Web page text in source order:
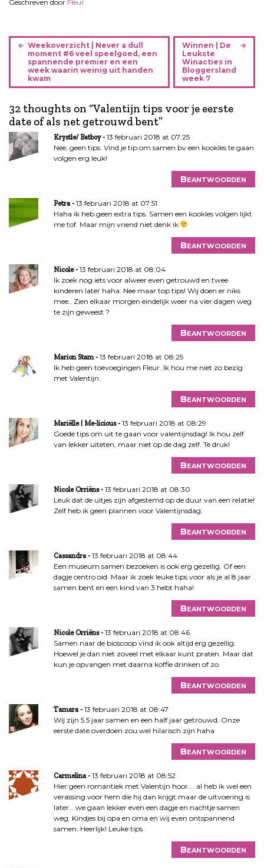
Geschreven door Fleur
B
h
t
n
a
v
a
t
i
Weekoverzicht | Never a dull
moment #6 veel speelgoed, een
spannende premier en een
week waarin weinig uit handen
kwam
Winnen | De
Leukste
Winacties in
Bloggersland
week 7
32 thoughts on “Valentijn tips voor je eerste
date of als net getrouwd bent”
Krystle/ Batboy
13 februari 2018 at 07:25
Nee, geen tips. Vind je tip om samen bv een kookles te gaan
volgen erg leuk!
Beantwoorden
Petra
13 februari 2018 at 07:51
Haha ik heb geen extra tips. Samen een kookles volgen lijkt
me tof. Maar mijn vriend niet denk ik
Beantwoorden
Nicole
13 februari 2018 at 08:04
Ik zoek nog iets voor alweer even getrouwd en twee
kinderen later haha. Nee maar top tips! Wij doen er niks
mee.. Zien elkaar morgen eindelijk weer na vier dagen weg
te zijn geweest ?
Beantwoorden
Marion Stam
13 februari 2018 at 08:25
Ik heb geen toevoegingen Fleur. Ik hou me niet zo bezig
met Valentijn.
Beantwoorden
Mariëlle | Me-licious
13 februari 2018 at 08:29
Goede tips om uit te gaan voor valentijnsdag! Ik hou zelf
van lekker uiteten, maar niet op de dag zelf. Te druk!
Beantwoorden
Nicole Orriëns
13 februari 2018 at 08:30
Leuk dat de uitjes zijn afgestemd op de duur van een relatie!
Zelf heb ik geen plannen voor Valentijnsdag.
Beantwoorden
Cassandra
13 februari 2018 at 08:44
Een museum samen bezoeken is ook erg gezellig. Of een
dagje centro oid. Maar ik zoek leuke tips voor als je al 8 jaar
samen bent en een kind van 3 hebt haha!
Beantwoorden
Nicole Orriëns
13 februari 2018 at 08:46
Samen naar de bioscoop vind ik ook altijd erg gezellig.
Hoewel je dan niet zoveel met elkaar kunt praten. Maar dat
kun je opvangen met daarna koffie drinken of zo.
Beantwoorden
Tamara
13 februari 2018 at 08:47
Wij zijn 5.5 jaar samen en een half jaar getrouwd. Onze
eerste date overdoen zou wel hilarisch zijn haha
Beantwoorden
Carmelina
13 februari 2018 at 08:52
Hier geen romantiek met Valentijn hoor…. al heb ik wel een
verassing voor hem die hij dan krijgt maar de uitvoering is
later… we gaan lekker even een dagje en nachtje samen
weg. Kindjes bij opa en oma en wij even ontspannend
samen. Heerlijk! Leuke tips
Beantwoorden